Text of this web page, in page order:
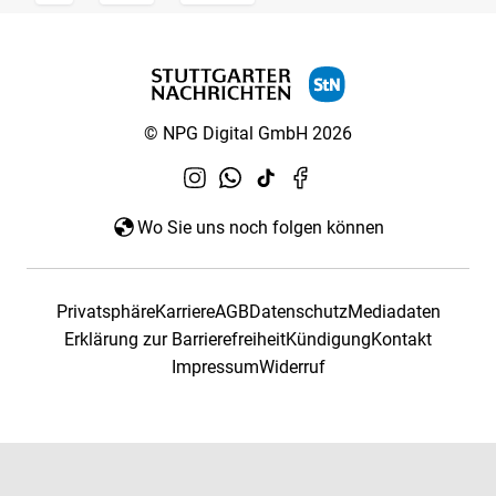
© NPG Digital GmbH 2026
Wo Sie uns noch folgen können
PrivatsphäreKarriereAGBDatenschutzMediadaten
Erklärung zur BarrierefreiheitKündigungKontakt
ImpressumWiderruf